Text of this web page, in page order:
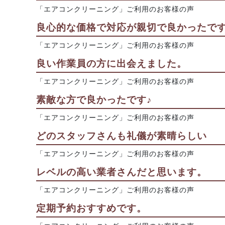
「エアコンクリーニング」ご利用のお客様の声
良心的な価格で対応が親切で良かったで
「エアコンクリーニング」ご利用のお客様の声
良い作業員の方に出会えました。
「エアコンクリーニング」ご利用のお客様の声
素敵な方で良かったです♪
「エアコンクリーニング」ご利用のお客様の声
どのスタッフさんも礼儀が素晴らしい
「エアコンクリーニング」ご利用のお客様の声
レベルの高い業者さんだと思います。
「エアコンクリーニング」ご利用のお客様の声
定期予約おすすめです。